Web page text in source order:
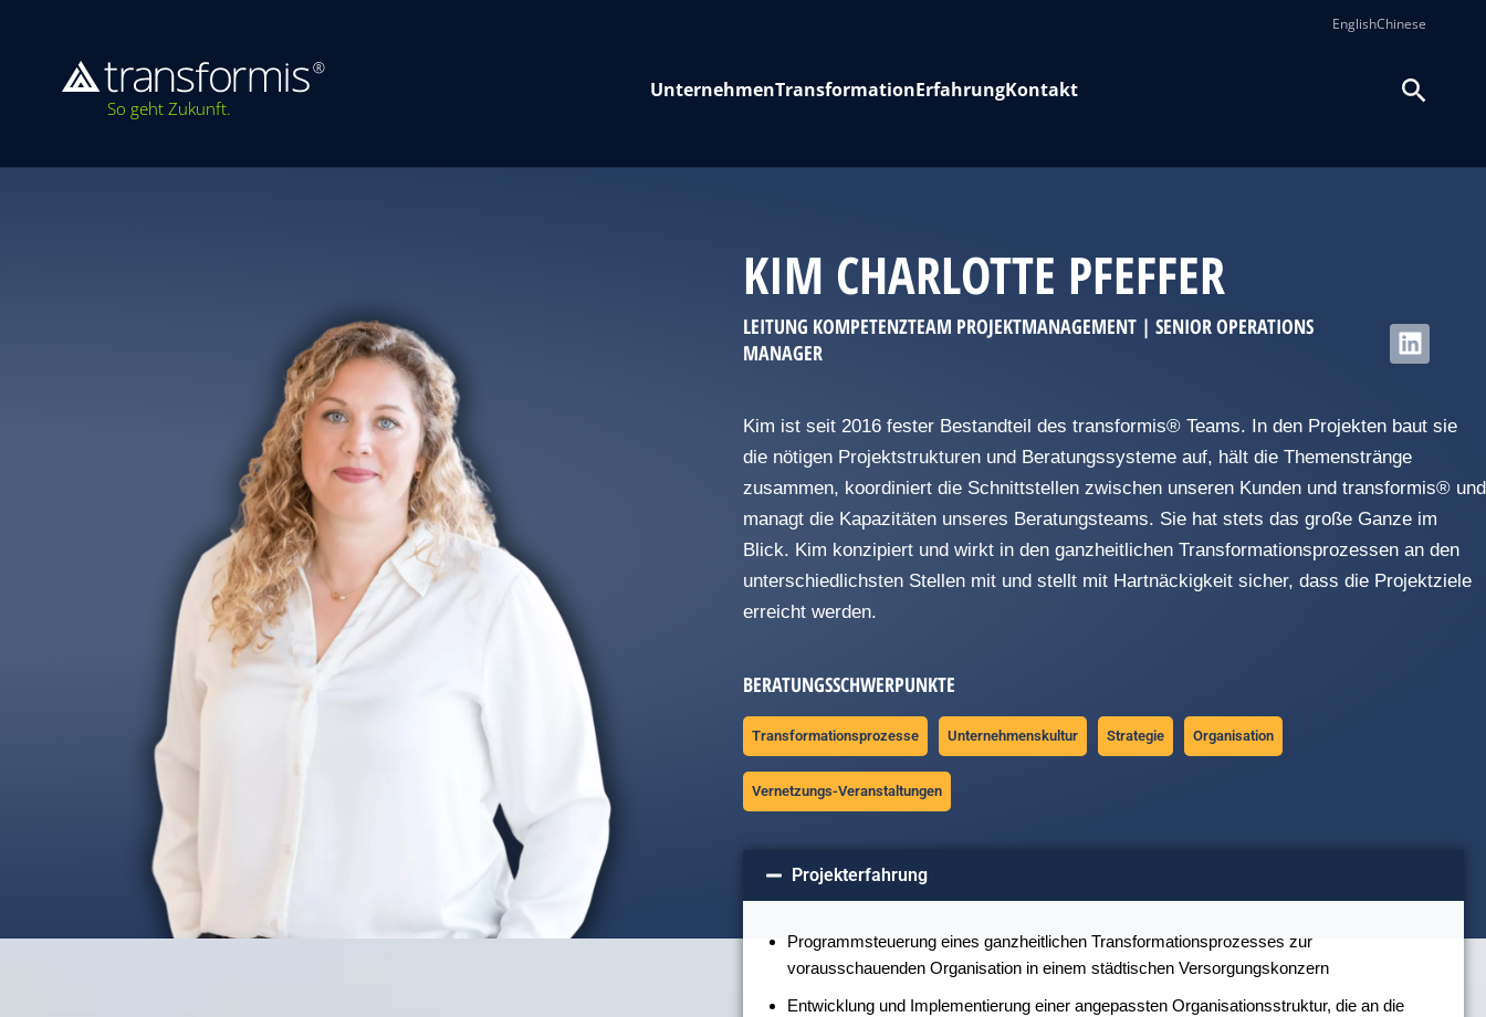
EnglishChinese
So geht Zukunft.
UnternehmenTransformationErfahrungKontakt
KIM CHARLOTTE PFEFFER
LEITUNG KOMPETENZTEAM PROJEKTMANAGEMENT | SENIOR OPERATIONS
MANAGER
Kim ist seit 2016 fester Bestandteil des transformis® Teams. In den Projekten baut sie
die nötigen Projektstrukturen und Beratungssysteme auf, hält die Themenstränge
zusammen, koordiniert die Schnittstellen zwischen unseren Kunden und transformis® und
managt die Kapazitäten unseres Beratungsteams. Sie hat stets das große Ganze im
Blick. Kim konzipiert und wirkt in den ganzheitlichen Transformationsprozessen an den
unterschiedlichsten Stellen mit und stellt mit Hartnäckigkeit sicher, dass die Projektziele
erreicht werden.
BERATUNGSSCHWERPUNKTE
Transformationsprozesse Unternehmenskultur Strategie Organisation
Vernetzungs-Veranstaltungen
Projekterfahrung
Programmsteuerung eines ganzheitlichen Transformationsprozesses zur
vorausschauenden Organisation in einem städtischen Versorgungskonzern
Entwicklung und Implementierung einer angepassten Organisationsstruktur, die an die